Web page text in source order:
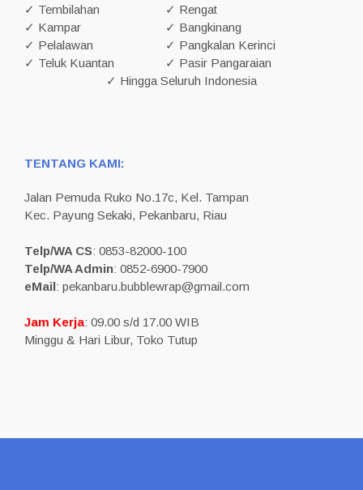
✓ Tembilahan
✓ Rengat
✓ Kampar
✓ Bangkinang
✓ Pelalawan
✓ Pangkalan Kerinci
✓ Teluk Kuantan
✓ Pasir Pangaraian
✓ Hingga Seluruh Indonesia
TENTANG KAMI:
Jalan Pemuda Ruko No.17c, Kel. Tampan
Kec. Payung Sekaki, Pekanbaru, Riau
Telp/WA CS: 0853-82000-100
Telp/WA Admin: 0852-6900-7900
eMail: pekanbaru.bubblewrap@gmail.com
Jam Kerja: 09.00 s/d 17.00 WIB
Minggu & Hari Libur, Toko Tutup